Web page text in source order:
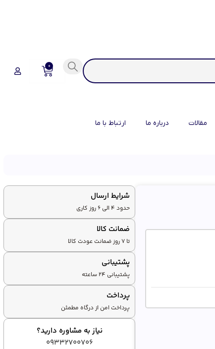
0
مقالات درباره ما ارتباط با ما
شرایط ارسال
حدود 4 الی 6 روز کاری
ضمانت کالا
تا ۷ روز ضمانت عودت کالا
پشتیبانی
پشتیبانی ۲۴ ساعته
پرداخت
پرداخت امن از درگاه مطمئن
نیاز به مشاوره دارید؟
09332700706